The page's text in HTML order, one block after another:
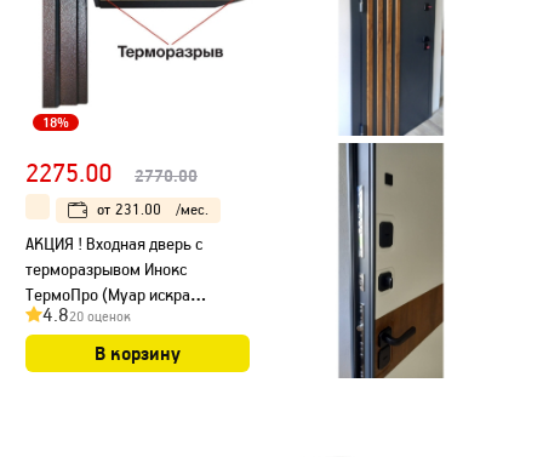
18%
2275.00 2770.00
от 231.00 /мес.
АКЦИЯ ! Входная дверь с
терморазрывом Инокс
ТермоПро (Муар искра
коричневый/ ПВХ Белый)
4.820 оценок
В корзину